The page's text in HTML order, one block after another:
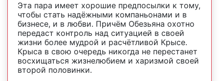
Эта пара имеет хорошие предпосылки к тому,
чтобы стать надёжными компаньонами и в
бизнесе, и в любви. Причём Обезьяна охотно
передаст контроль над ситуацией в своей
жизни более мудрой и расчётливой Крысе.
Крыса в свою очередь никогда не перестанет
восхищаться жизнелюбием и харизмой своей
второй половинки.